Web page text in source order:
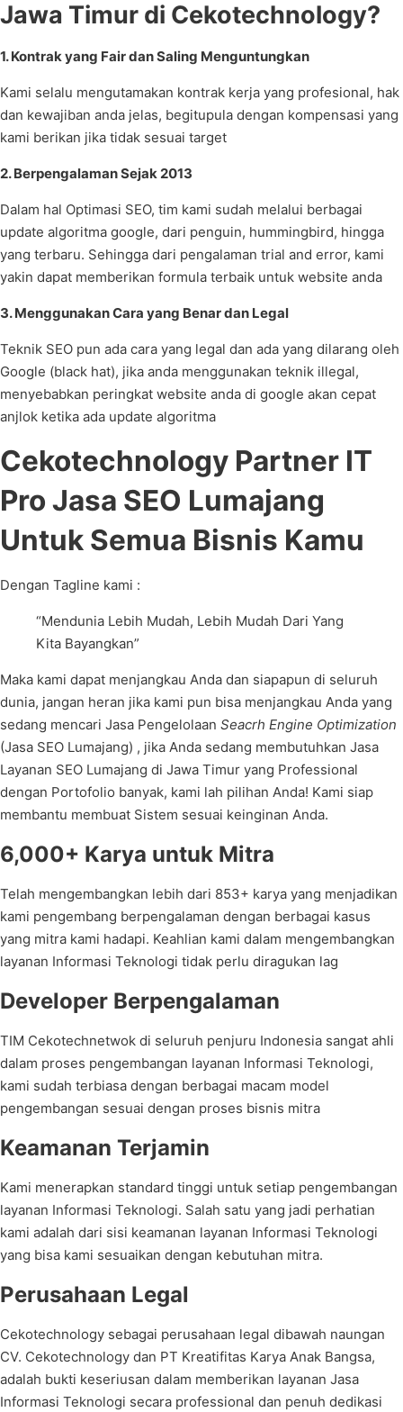
Jawa Timur di Cekotechnology?
1. Kontrak yang Fair dan Saling Menguntungkan
Kami selalu mengutamakan kontrak kerja yang profesional, hak
dan kewajiban anda jelas, begitupula dengan kompensasi yang
kami berikan jika tidak sesuai target
2. Berpengalaman Sejak 2013
Dalam hal Optimasi SEO, tim kami sudah melalui berbagai
update algoritma google, dari penguin, hummingbird, hingga
yang terbaru. Sehingga dari pengalaman trial and error, kami
yakin dapat memberikan formula terbaik untuk website anda
3. Menggunakan Cara yang Benar dan Legal
Teknik SEO pun ada cara yang legal dan ada yang dilarang oleh
Google (black hat), jika anda menggunakan teknik illegal,
menyebabkan peringkat website anda di google akan cepat
anjlok ketika ada update algoritma
Cekotechnology Partner IT
Pro Jasa SEO Lumajang
Untuk Semua Bisnis Kamu
Dengan Tagline kami :
“Mendunia Lebih Mudah, Lebih Mudah Dari Yang
Kita Bayangkan”
Maka kami dapat menjangkau Anda dan siapapun di seluruh
dunia, jangan heran jika kami pun bisa menjangkau Anda yang
sedang mencari Jasa Pengelolaan Seacrh Engine Optimization
(Jasa SEO Lumajang) , jika Anda sedang membutuhkan Jasa
Layanan SEO Lumajang di Jawa Timur yang Professional
dengan Portofolio banyak, kami lah pilihan Anda! Kami siap
membantu membuat Sistem sesuai keinginan Anda.
6,000+ Karya untuk Mitra
Telah mengembangkan lebih dari 853+ karya yang menjadikan
kami pengembang berpengalaman dengan berbagai kasus
yang mitra kami hadapi. Keahlian kami dalam mengembangkan
layanan Informasi Teknologi tidak perlu diragukan lag
Developer Berpengalaman
TIM Cekotechnetwok di seluruh penjuru Indonesia sangat ahli
dalam proses pengembangan layanan Informasi Teknologi,
kami sudah terbiasa dengan berbagai macam model
pengembangan sesuai dengan proses bisnis mitra
Keamanan Terjamin
Kami menerapkan standard tinggi untuk setiap pengembangan
layanan Informasi Teknologi. Salah satu yang jadi perhatian
kami adalah dari sisi keamanan layanan Informasi Teknologi
yang bisa kami sesuaikan dengan kebutuhan mitra.
Perusahaan Legal
Cekotechnology sebagai perusahaan legal dibawah naungan
CV. Cekotechnology dan PT Kreatifitas Karya Anak Bangsa,
adalah bukti keseriusan dalam memberikan layanan Jasa
Informasi Teknologi secara professional dan penuh dedikasi